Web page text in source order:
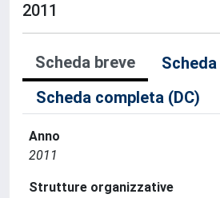
2011
Scheda breve
Scheda completa (DC)
Anno
2011
Strutture organizzative